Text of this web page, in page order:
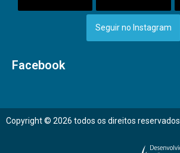
Seguir no Instagram
Facebook
Copyright © 2026 todos os direitos reservados